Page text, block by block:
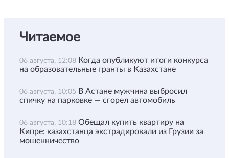
Читаемое
06 августа, 12:08 Когда опубликуют итоги конкурса
на образовательные гранты в Казахстане
06 августа, 10:05 В Астане мужчина выбросил
спичку на парковке — сгорел автомобиль
06 августа, 10:18 Обещал купить квартиру на
Кипре: казахстанца экстрадировали из Грузии за
мошенничество